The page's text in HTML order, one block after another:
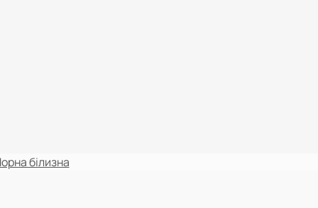
білизна